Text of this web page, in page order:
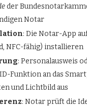
der
Notar
: Die Notar-App
NFC-fähig) installieren
: Personalausweis
Funktion an das
und Lichtbild aus
: Notar prüft die